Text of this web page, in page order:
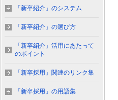
「新卒紹介」のシステム
「新卒紹介」の選び方
「新卒紹介」活用にあたって
のポイント
「新卒採用」関連のリンク集
「新卒採用」の用語集